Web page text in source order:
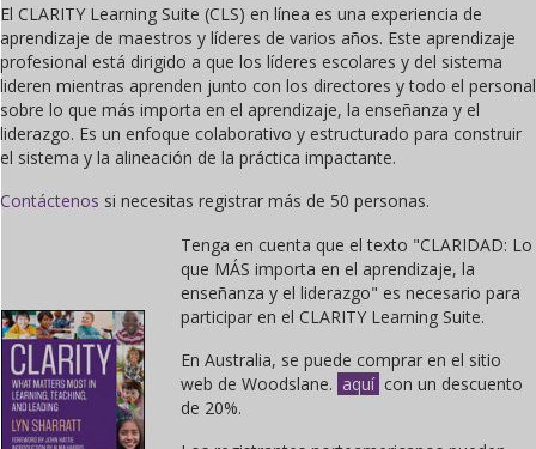
El CLARITY Learning Suite (CLS) en línea es una experiencia de
aprendizaje de maestros y líderes de varios años. Este aprendizaje
profesional está dirigido a que los líderes escolares y del sistema
lideren mientras aprenden junto con los directores y todo el personal
sobre lo que más importa en el aprendizaje, la enseñanza y el
liderazgo. Es un enfoque colaborativo y estructurado para construir
el sistema y la alineación de la práctica impactante.
Contáctenos si necesitas registrar más de 50 personas.
Tenga en cuenta que el texto "CLARIDAD: Lo
que MÁS importa en el aprendizaje, la
enseñanza y el liderazgo" es necesario para
participar en el CLARITY Learning Suite.
En Australia, se puede comprar en el sitio
web de Woodslane. aquí con un descuento
de 20%.